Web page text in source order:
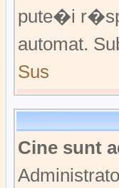
pute�i
automat.
Sus
Cine sunt